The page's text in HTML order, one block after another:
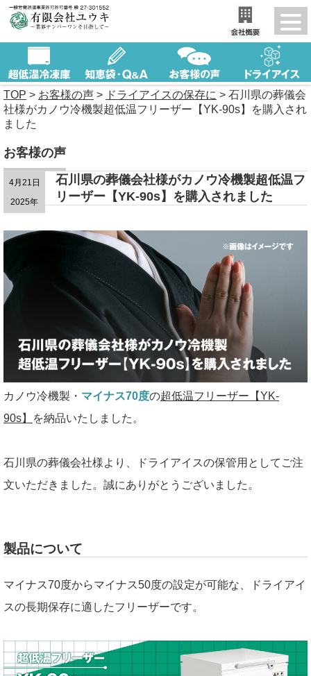
TOP > お客様の声 > ドライアイスの保存に > 石川県の葬儀会
社様がカノウ冷機製超低温フリーザー【YK-90s】を購入され
ました
お客様の声
4月21日
2025年
石川県の葬儀会社様がカノウ冷機製超低温フ
リーザー【YK-90s】を購入されました
カノウ冷機製・ マイナス70度の超低温フリーザー【YK-
90s】
を納品いたしました。
石川県の葬儀会社様より、ドライアイスの保管用としてご注
文いただきました。誠にありがとうございました。
製品について
マイナス70度からマイナス50度の設定が可能な、ドライアイ
スの長期保存に適したフリーザーです。